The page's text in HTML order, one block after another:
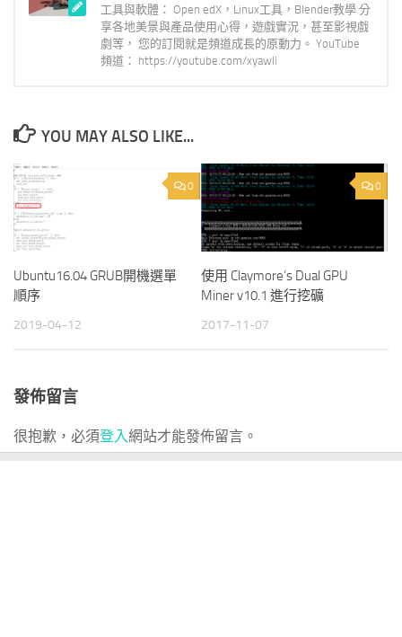
工具與軟體： Open edX，Linux工具，Blender教學 分
享各地美景與產品使用心得，遊戲實況，甚至影視戲
劇等， 您的訂閱就是頻道成長的原動力。 YouTube
頻道： https://youtube.com/xyawli
YOU MAY ALSO LIKE...
0
Ubuntu16.04 GRUB開機選單
順序
2019-04-12
0
使用 Claymore’s Dual GPU
Miner v10.1 進行挖礦
2017-11-07
發佈留言
很抱歉，必須登入網站才能發佈留言。